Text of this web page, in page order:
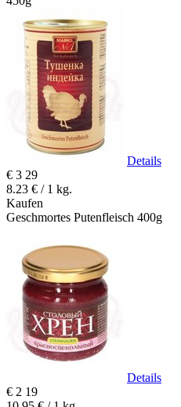
Details
€ 3 29
8.23 € / 1 kg.
Kaufen
Geschmortes Putenfleisch 400g
Details
€ 2 19